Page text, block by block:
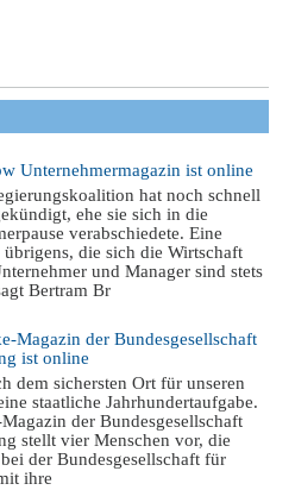
Unternehmermagazin ist online
hat noch schnell
ehe sie sich in die
verabschiedete. Eine
übrigens, die sich die Wirtschaft
und Manager sind stets
Bertram Br
Magazin der Bundesgesellschaft
ist online
dem sichersten Ort für unseren
staatliche Jahrhundertaufgabe.
der Bundesgesellschaft
stellt vier Menschen vor, die
der Bundesgesellschaft für
ihre